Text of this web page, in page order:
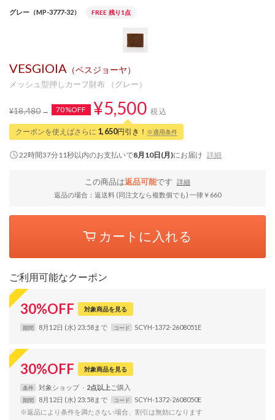
グレー（MP-3777-32） FREE 残り1点
VESGIOIA （ベスジョーヤ）
メッシュ型押しカーフ財布 （グレー）
¥18,480 70%OFF ¥5,500 税込
クーポンを使えばさらに 1,650円引き！ ※適用条件
22時間37分10秒以内のお支払いで8月10日(月)にお届け 詳細
この商品は返品可能です
詳細
返品の場合：返送料 (同注文なら複数個でも) 一律￥660
カートに入れる
ご利用可能なクーポン
30%OFF 対象商品を見る
期間 8月12日 (水) 23:58まで コード SCYH-1372-2608051E
30%OFF 対象商品を見る
条件 対象ショップ 2点以上
期間 8月12日 (水) 23:58まで コード
SCYH-1372-2608050E
※返品により条件を満たさない場合、割引は無効になります